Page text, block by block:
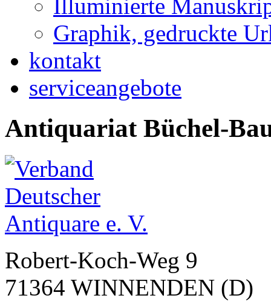
Illuminierte
Graphik, gedruckte
kontakt
serviceangebote
Antiquariat Büchel-
Robert-Koch-Weg 9
71364 WINNENDEN (D)